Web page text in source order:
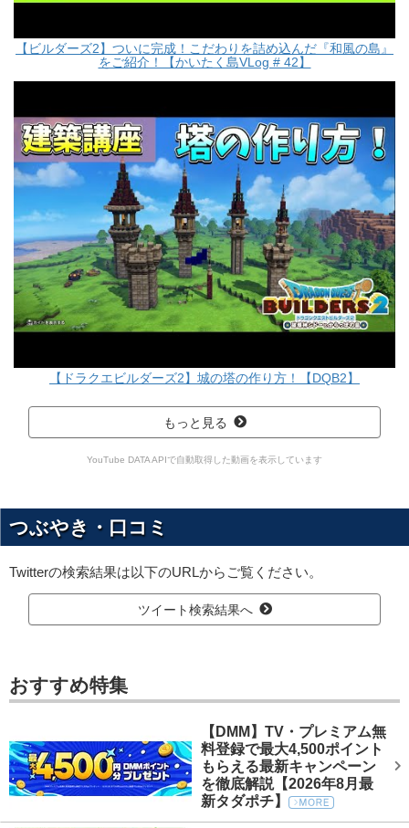
【ビルダーズ2】ついに完成！こだわりを詰め込んだ『和風の島』
をご紹介！【かいたく島VLog # 42】
【ドラクエビルダーズ2】城の塔の作り方！【DQB2】
もっと見る
YouTube DATA APIで自動取得した動画を表示しています
つぶやき・口コミ
Twitterの検索結果は以下のURLからご覧ください。
ツイート検索結果へ
おすすめ特集
【DMM】TV・プレミアム無
料登録で最大4,500ポイント
もらえる最新キャンペーン
を徹底解説【2026年8月最
新タダポチ】